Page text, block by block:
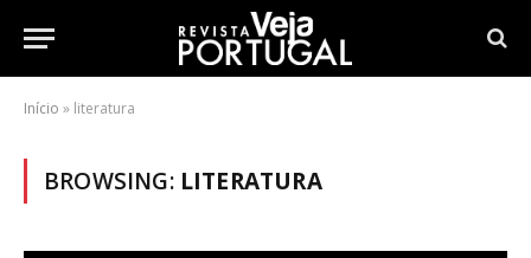
Início » literatura
BROWSING: LITERATURA